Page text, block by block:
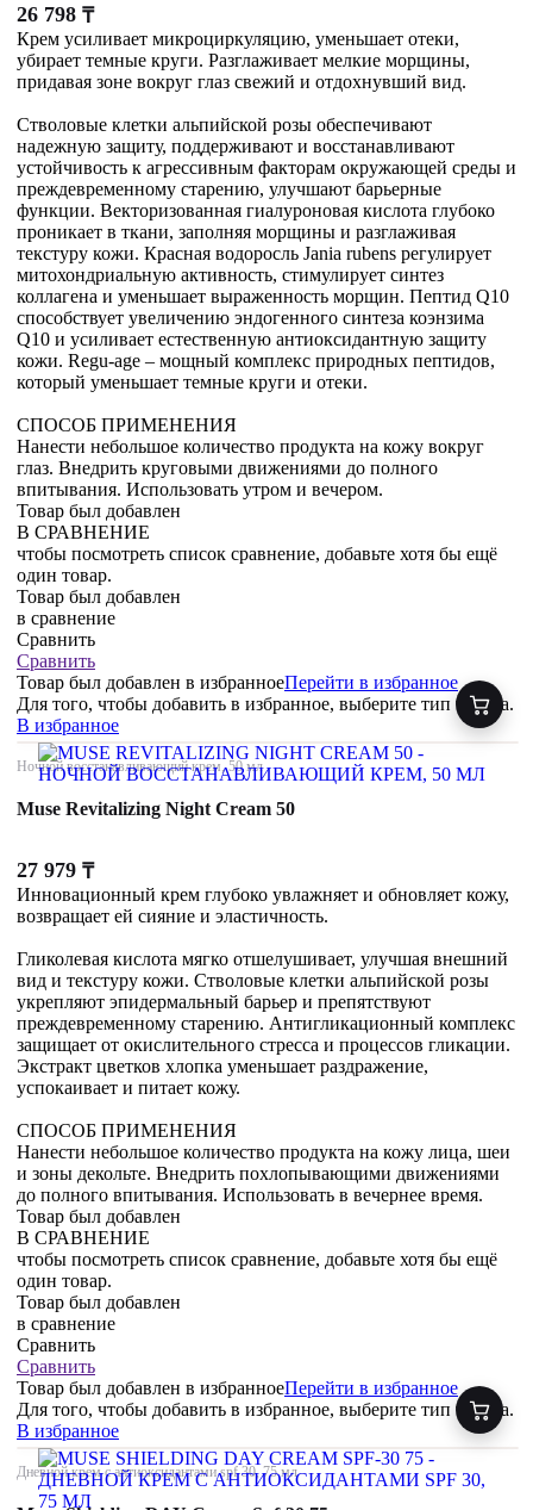
26 798 ₸
Крем усиливает микроциркуляцию, уменьшает отеки,
убирает темные круги. Разглаживает мелкие морщины,
придавая зоне вокруг глаз свежий и отдохнувший вид.
Стволовые клетки альпийской розы обеспечивают
надежную защиту, поддерживают и восстанавливают
устойчивость к агрессивным факторам окружающей среды и
преждевременному старению, улучшают барьерные
функции. Векторизованная гиалуроновая кислота глубоко
проникает в ткани, заполняя морщины и разглаживая
текстуру кожи. Красная водоросль Jania rubens регулирует
митохондриальную активность, стимулирует синтез
коллагена и уменьшает выраженность морщин. Пептид Q10
способствует увеличению эндогенного синтеза коэнзима
Q10 и усиливает естественную антиоксидантную защиту
кожи. Regu-age – мощный комплекс природных пептидов,
который уменьшает темные круги и отеки.
СПОСОБ ПРИМЕНЕНИЯ
Нанести небольшое количество продукта на кожу вокруг
глаз. Внедрить круговыми движениями до полного
впитывания. Использовать утром и вечером.
Товар был добавлен
В СРАВНЕНИЕ
чтобы посмотреть список сравнение, добавьте хотя бы ещё
один товар.
Товар был добавлен
в сравнение
Сравнить
Сравнить
Товар был добавлен в избранноеПерейти в избранное
Для того, чтобы добавить в избранное, выберите тип товара.
В избранное
Ночной восстанавливающий крем, 50 мл
Muse Revitalizing Night Cream 50
27 979 ₸
Инновационный крем глубоко увлажняет и обновляет кожу,
возвращает ей сияние и эластичность.
Гликолевая кислота мягко отшелушивает, улучшая внешний
вид и текстуру кожи. Стволовые клетки альпийской розы
укрепляют эпидермальный барьер и препятствуют
преждевременному старению. Антигликационный комплекс
защищает от окислительного стресса и процессов гликации.
Экстракт цветков хлопка уменьшает раздражение,
успокаивает и питает кожу.
СПОСОБ ПРИМЕНЕНИЯ
Нанести небольшое количество продукта на кожу лица, шеи
и зоны декольте. Внедрить похлопывающими движениями
до полного впитывания. Использовать в вечернее время.
Товар был добавлен
В СРАВНЕНИЕ
чтобы посмотреть список сравнение, добавьте хотя бы ещё
один товар.
Товар был добавлен
в сравнение
Сравнить
Сравнить
Товар был добавлен в избранноеПерейти в избранное
Для того, чтобы добавить в избранное, выберите тип товара.
В избранное
Дневной крем с антиоксидантами spf 30, 75 мл